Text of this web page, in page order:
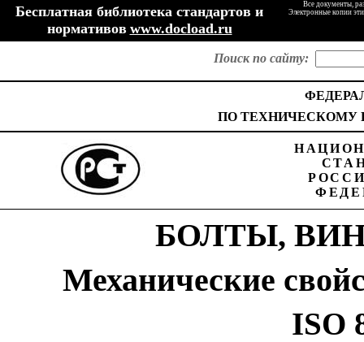
Бесплатная библиотека стандартов и
нормативов www.docload.ru
Все документы,
Электронные копии
Поиск по сайту:
ПО ТЕХНИЧЕСКОМУ
БОЛТЫ,
Механические
ISO